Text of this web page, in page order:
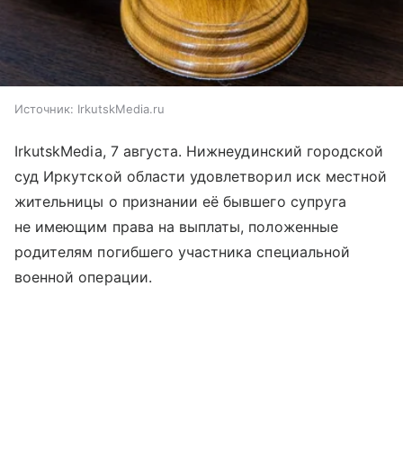
Источник: IrkutskMedia.ru
IrkutskMedia, 7 августа. Нижнеудинский городской
суд Иркутской области удовлетворил иск местной
жительницы о признании её бывшего супруга
не имеющим права на выплаты, положенные
родителям погибшего участника специальной
военной операции.